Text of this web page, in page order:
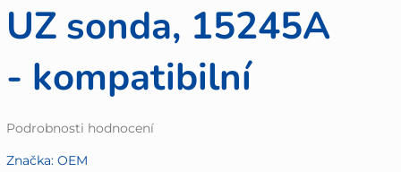
UZ sonda, 15245A
- kompatibilní
Průměrné
produktu
Podrobnosti hodnocení
Značka: OEM